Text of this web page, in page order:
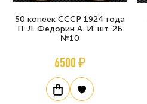
50 копеек СССР 1924 года
П. Л. Федорин А. И. шт. 2Б
№10
6500 ₽